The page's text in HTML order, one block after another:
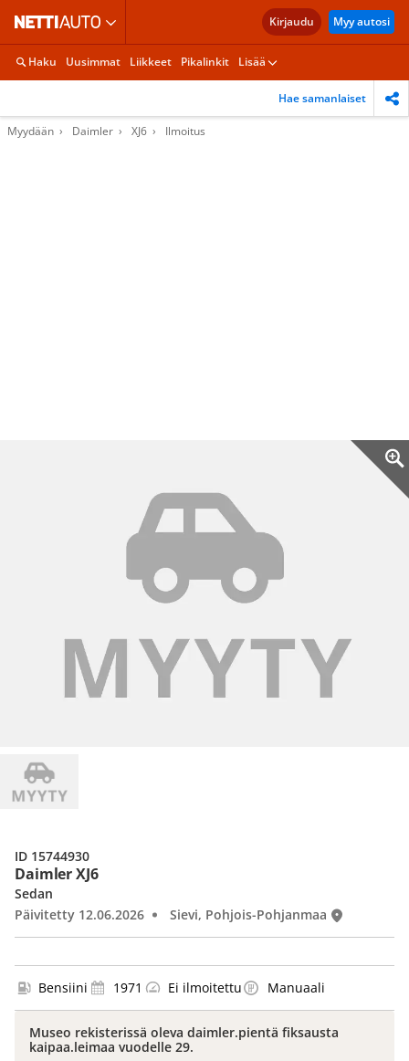
Kirjaudu Myy autosi
Haku Uusimmat Liikkeet Pikalinkit Lisää
Hae samanlaiset
Myydään Daimler XJ6 Ilmoitus
Daimler XJ6
Sedan
Päivitetty 12.06.2026
Sievi, Pohjois-Pohjanmaa
ID 15744930
Bensiini 1971 Ei ilmoitettu Manuaali
Museo rekisterissä oleva daimler.pientä fiksausta
kaipaa.leimaa vuodelle 29.